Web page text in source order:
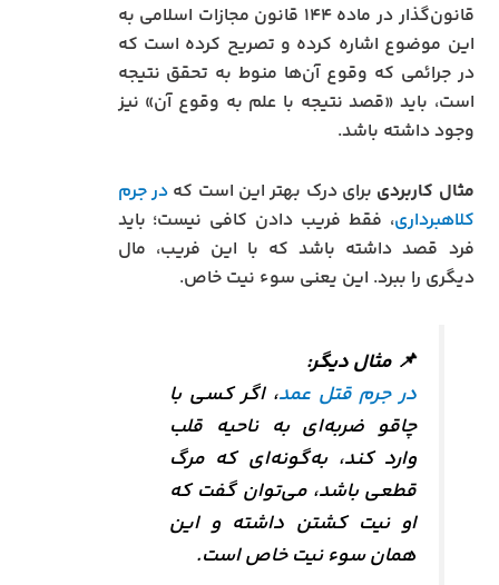
قانون‌گذار در ماده ۱۴۴ قانون مجازات اسلامی به
این موضوع اشاره کرده و تصریح کرده است که
در جرائمی که وقوع آن‌ها منوط به تحقق نتیجه
است، باید «قصد نتیجه با علم به وقوع آن» نیز
وجود داشته باشد.
مثال کاربردی برای درک بهتر این است کهدر جرم
کلاهبرداری، فقط فریب دادن کافی نیست؛ باید
فرد قصد داشته باشد که با این فریب، مال
دیگری را ببرد. این یعنی سوء نیت خاص.
📌 مثال دیگر:
در جرم قتل عمد، اگر کسی با
چاقو ضربه‌ای به ناحیه قلب
وارد کند، به‌گونه‌ای که مرگ
قطعی باشد، می‌توان گفت که
او نیت کشتن داشته و این
همان سوء نیت خاص است.